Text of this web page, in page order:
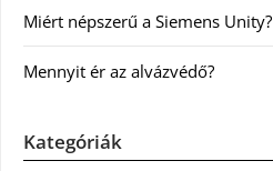
Miért népszerű a Siemens Unity?
Mennyit ér az alvázvédő?
Kategóriák